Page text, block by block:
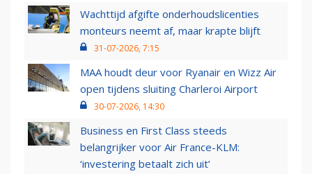
Wachttijd afgifte onderhoudslicenties
monteurs neemt af, maar krapte blijft
31-07-2026, 7:15
MAA houdt deur voor Ryanair en Wizz Air
open tijdens sluiting Charleroi Airport
30-07-2026, 14:30
Business en First Class steeds
belangrijker voor Air France-KLM:
‘investering betaalt zich uit’